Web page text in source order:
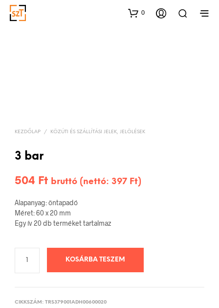
0
KEZDŐLAP / KÖZÚTI ÉS SZÁLLÍTÁSI JELEK, JELÖLÉSEK
3 bar
504 Ft bruttó (nettó: 397 Ft)
Alapanyag: öntapadó
Méret: 60 x 20 mm
Egy ív 20 db terméket tartalmaz
KOSÁRBA TESZEM
CIKKSZÁM: TRS379001ADH00600020